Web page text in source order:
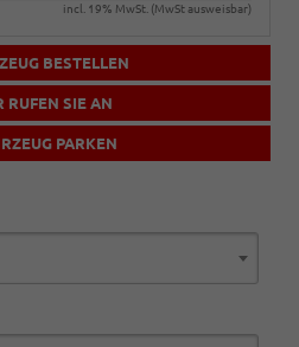
(4x4)
incl. 19% MwSt. (MwSt ausweisbar)
BESTELLEN
RUFEN SIE AN
PARKEN